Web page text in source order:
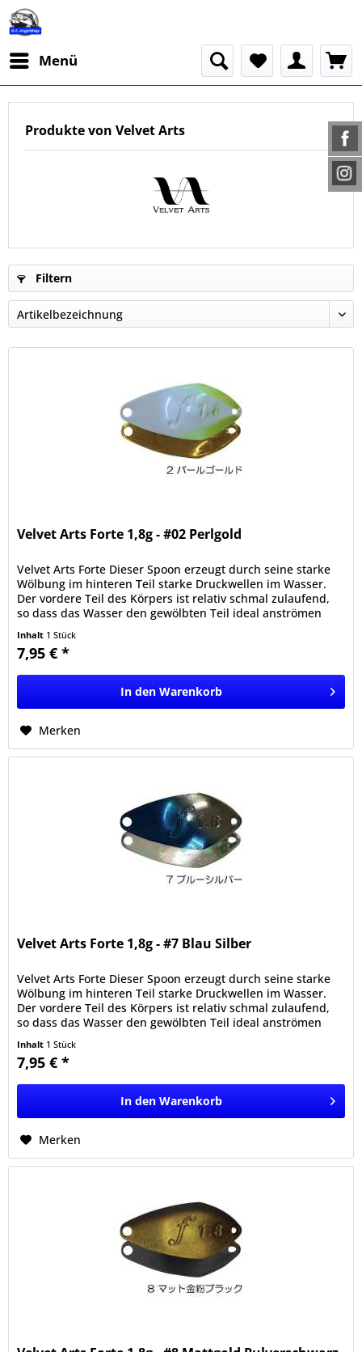
Menü
Produkte von Velvet Arts
Filtern
Velvet Arts Forte 1,8g - #02 Perlgold
Velvet Arts Forte Dieser Spoon erzeugt durch seine starke
Wölbung im hinteren Teil starke Druckwellen im Wasser.
Der vordere Teil des Körpers ist relativ schmal zulaufend,
so dass das Wasser den gewölbten Teil ideal anströmen
Inhalt 1 Stück
7,95 € *
In den Warenkorb
Merken
Velvet Arts Forte 1,8g - #7 Blau Silber
Velvet Arts Forte Dieser Spoon erzeugt durch seine starke
Wölbung im hinteren Teil starke Druckwellen im Wasser.
Der vordere Teil des Körpers ist relativ schmal zulaufend,
so dass das Wasser den gewölbten Teil ideal anströmen
Inhalt 1 Stück
7,95 € *
In den Warenkorb
Merken